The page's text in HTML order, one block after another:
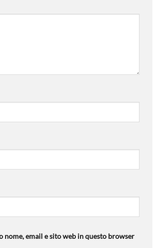
nome, email e sito web in questo browser